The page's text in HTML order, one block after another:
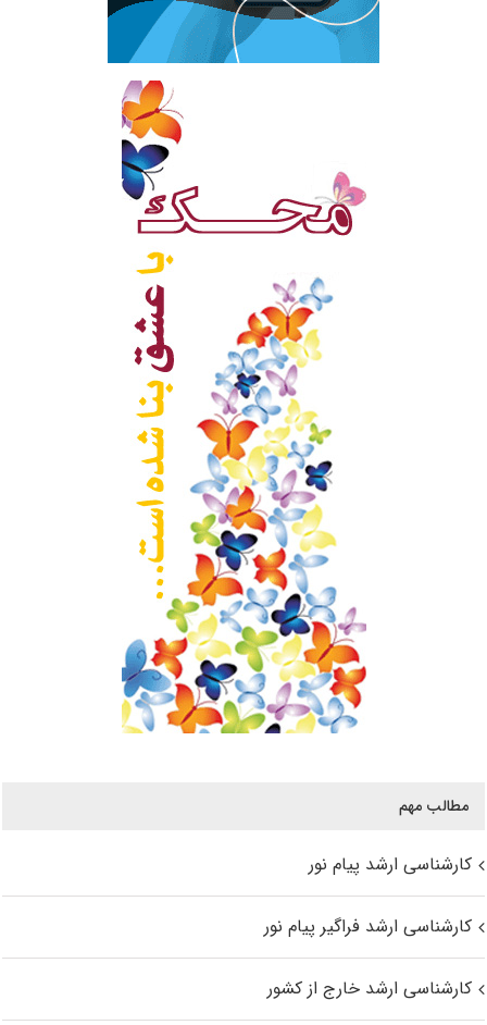
مطالب مهم
کارشناسی ارشد پیام نور
کارشناسی ارشد فراگیر پیام نور
کارشناسی ارشد خارج از کشور